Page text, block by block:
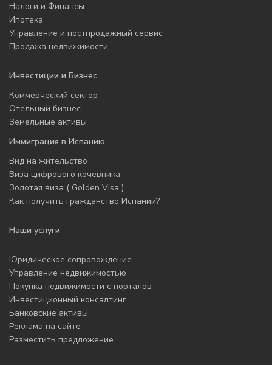
Налоги и Финансы
Ипотека
Управление и постпродажный сервис
Продажа недвижимости
Инвестиции и Бизнес
Коммерческий сектор
Отельный бизнес
Земельные активы
Иммиграция в Испанию
Вид на жительство
Виза цифрового кочевника
Золотая виза ( Golden Visa )
Как получить гражданство Испании?
Наши услуги
Юридическое сопровождение
Управление недвижимостью
Покупка недвижимости с порталов
Инвестиционный консалтинг
Банковские активы
Реклама на сайте
Разместить предложение